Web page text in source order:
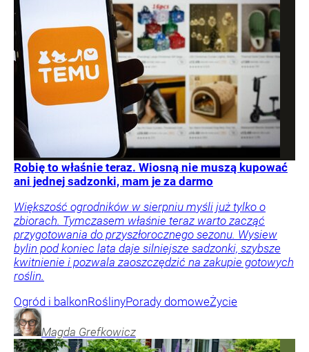
Robię to właśnie teraz. Wiosną nie muszą kupować
ani jednej sadzonki, mam je za darmo
Większość ogrodników w sierpniu myśli już tylko o
zbiorach. Tymczasem właśnie teraz warto zacząć
przygotowania do przyszłorocznego sezonu. Wysiew
bylin pod koniec lata daje silniejsze sadzonki, szybsze
kwitnienie i pozwala zaoszczędzić na zakupie gotowych
roślin.
Ogród i balkonRoślinyPorady domoweŻycie
Magda Grefkowicz